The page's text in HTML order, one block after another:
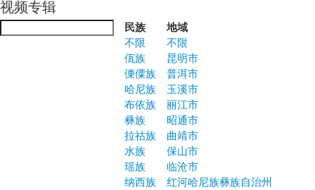
视频专辑
民族
不限
佤族
傈僳族
哈尼族
布依族
彝族
拉祜族
水族
瑶族
纳西族
地域
不限
昆明市
普洱市
玉溪市
丽江市
昭通市
曲靖市
保山市
临沧市
红河哈尼族彝族自治州